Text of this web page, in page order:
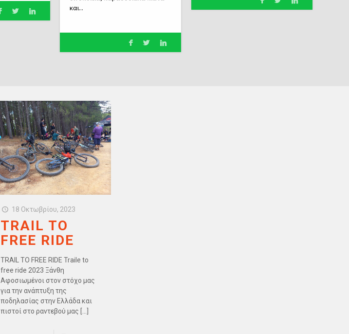
και...
18 Οκτωβρίου, 2023
TRAIL TO
FREE RIDE
TRAIL TO FREE RIDE Traile to
free ride 2023 Ξάνθη
Αφοσιωμένοι στον στόχο μας
για την ανάπτυξη της
ποδηλασίας στην Ελλάδα και
πιστοί στο ραντεβού μας